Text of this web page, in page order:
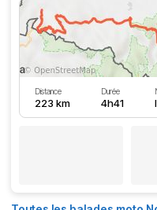
Distance
223 km
Durée
4h41